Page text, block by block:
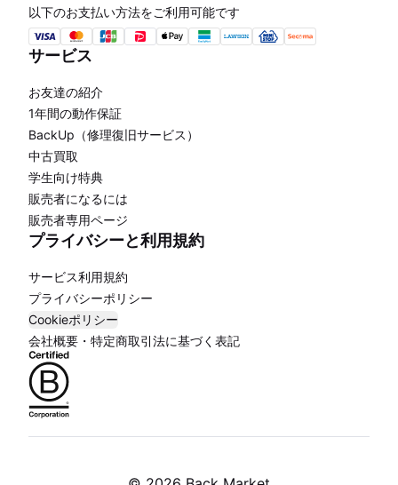
以下のお支払い方法をご利用可能です
サービス
お友達の紹介
1年間の動作保証
BackUp（修理復旧サービス）
中古買取
学生向け特典
販売者になるには
販売者専用ページ
プライバシーと利用規約
サービス利用規約
プライバシーポリシー
Cookieポリシー
会社概要・特定商取引法に基づく表記